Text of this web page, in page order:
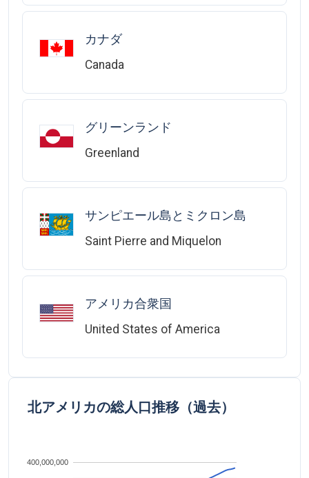
カナダ
Canada
グリーンランド
Greenland
サンピエール島とミクロン島
Saint Pierre and Miquelon
アメリカ合衆国
United States of America
北アメリカの総人口推移（過去）
400,000,000